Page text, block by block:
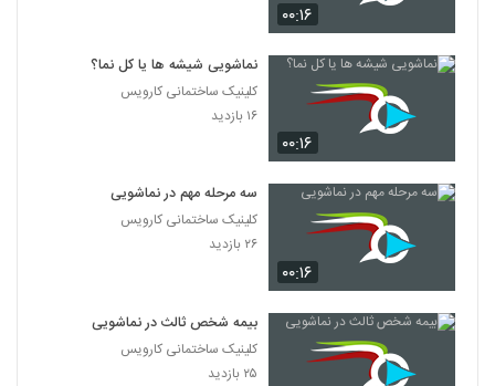
۰۰:۱۶
۰۰:۱۶
نماشویی شیشه ها یا کل نما؟
کلینیک ساختمانی کارویس
۱۶ بازدید
۰۰:۱۶
سه مرحله مهم در نماشویی
کلینیک ساختمانی کارویس
۲۶ بازدید
بیمه شخص ثالث در نماشویی
کلینیک ساختمانی کارویس
۲۵ بازدید